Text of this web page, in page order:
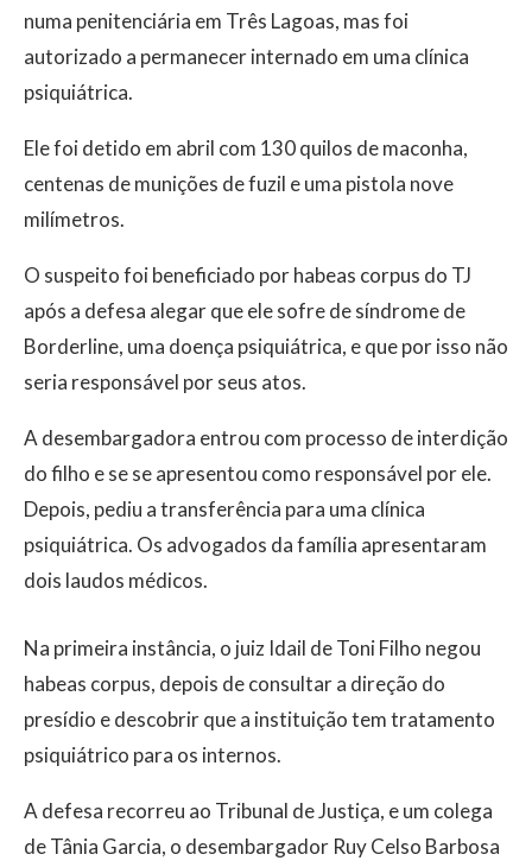
numa penitenciária em Três Lagoas, mas foi
autorizado a permanecer internado em uma clínica
psiquiátrica.
Ele foi detido em abril com 130 quilos de maconha,
centenas de munições de fuzil e uma pistola nove
milímetros.
O suspeito foi beneficiado por habeas corpus do TJ
após a defesa alegar que ele sofre de síndrome de
Borderline, uma doença psiquiátrica, e que por isso não
seria responsável por seus atos.
A desembargadora entrou com processo de interdição
do filho e se se apresentou como responsável por ele.
Depois, pediu a transferência para uma clínica
psiquiátrica. Os advogados da família apresentaram
dois laudos médicos.
Na primeira instância, o juiz Idail de Toni Filho negou
habeas corpus, depois de consultar a direção do
presídio e descobrir que a instituição tem tratamento
psiquiátrico para os internos.
A defesa recorreu ao Tribunal de Justiça, e um colega
de Tânia Garcia, o desembargador Ruy Celso Barbosa